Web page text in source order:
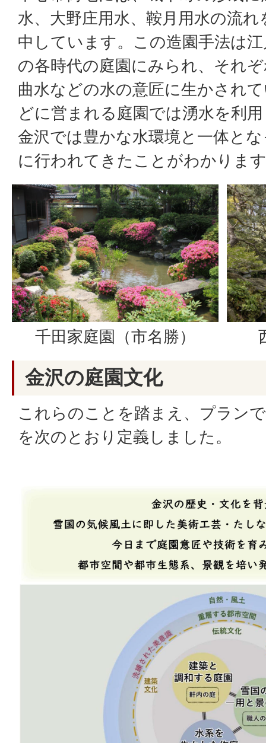
水、大野庄用水、鞍月用水の流
中しています。この造園手法は
の各時代の庭園にみられ、それ
曲水などの水の意匠に生かされ
どに営まれる庭園では湧水を利
金沢では豊かな水環境と一体と
に行われてきたことがわかりま
千田家庭園（市名勝）
金沢の庭園文化
これらのことを踏まえ、プラン
を次のとおり定義しました。